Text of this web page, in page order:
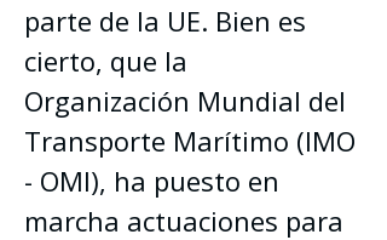
parte de la UE. Bien es
cierto, que la
Organización Mundial del
Transporte Marítimo (IMO
- OMI), ha puesto en
marcha actuaciones para